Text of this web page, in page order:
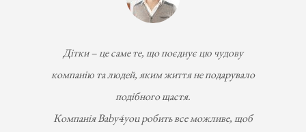
Дітки – це саме те, що поєднує цю чудову
компанію та людей, яким життя не подарувало
подібного щастя.
Компанія Вaby4you робить все можливе, щоб